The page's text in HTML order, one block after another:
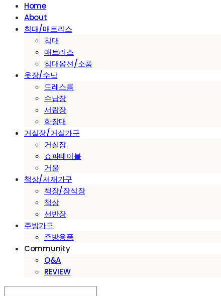
Home
About
침대/매트리스
침대
매트리스
침대옵션/소품
옷장/수납
드레스룸
수납장
서랍장
화장대
거실장/거실가구
거실장
쇼파테이블
거울
책상/서재가구
책장/장식장
책상
선반장
주방가구
주방용품
Community
Q&A
REVIEW